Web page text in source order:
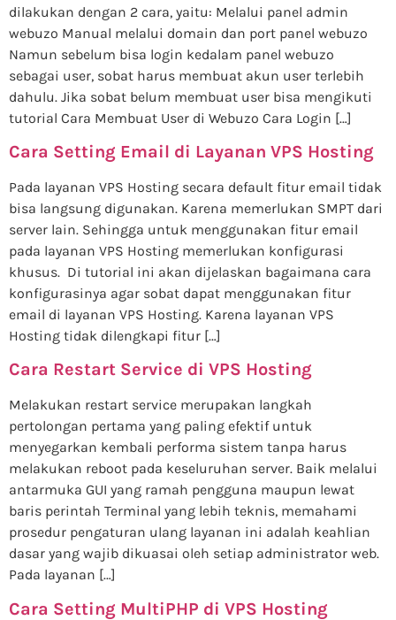
dilakukan dengan 2 cara, yaitu: Melalui panel admin
webuzo Manual melalui domain dan port panel webuzo
Namun sebelum bisa login kedalam panel webuzo
sebagai user, sobat harus membuat akun user terlebih
dahulu. Jika sobat belum membuat user bisa mengikuti
tutorial Cara Membuat User di Webuzo Cara Login […]
Cara Setting Email di Layanan VPS Hosting
Pada layanan VPS Hosting secara default fitur email tidak
bisa langsung digunakan. Karena memerlukan SMPT dari
server lain. Sehingga untuk menggunakan fitur email
pada layanan VPS Hosting memerlukan konfigurasi
khusus. Di tutorial ini akan dijelaskan bagaimana cara
konfigurasinya agar sobat dapat menggunakan fitur
email di layanan VPS Hosting. Karena layanan VPS
Hosting tidak dilengkapi fitur […]
Cara Restart Service di VPS Hosting
Melakukan restart service merupakan langkah
pertolongan pertama yang paling efektif untuk
menyegarkan kembali performa sistem tanpa harus
melakukan reboot pada keseluruhan server. Baik melalui
antarmuka GUI yang ramah pengguna maupun lewat
baris perintah Terminal yang lebih teknis, memahami
prosedur pengaturan ulang layanan ini adalah keahlian
dasar yang wajib dikuasai oleh setiap administrator web.
Pada layanan […]
Cara Setting MultiPHP di VPS Hosting